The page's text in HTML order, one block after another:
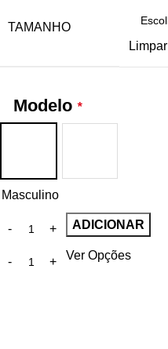
TAMANHO
Limpar
Modelo *
Masculino
ADICIONAR
Ver Opções